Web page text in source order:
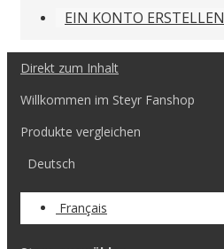
EIN KONTO ERSTELLEN
Direkt zum Inhalt
Willkommen im Steyr Fanshop
Produkte vergleichen
Deutsch
Français